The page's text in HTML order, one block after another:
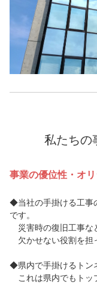
私たちの
事業の優位性・オ
◆当社の手掛ける工事
です。
災害時の復旧工事な
欠かせない役割を担
◆県内で手掛けるトン
これは県内でもトッ